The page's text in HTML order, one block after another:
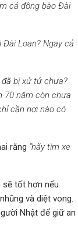
cả đồng bào Đài
Loan? Ngay cả
bị xử tử chưa?
70 năm còn chưa
cần nơi nào có
rằng “hãy tìm xe
tốt hơn nếu
và diệt vong.
Nhật để giữ an